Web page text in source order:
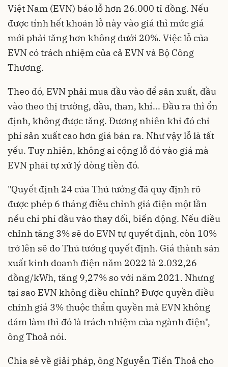
Việt Nam (EVN) báo lỗ hơn 26.000 tỉ đồng. Nếu
được tính hết khoản lỗ này vào giá thì mức giá
mới phải tăng hơn không dưới 20%. Việc lỗ của
EVN có trách nhiệm của cả EVN và Bộ Công
Thương.
Theo đó, EVN phải mua đầu vào để sản xuất, đầu
vào theo thị trường, dầu, than, khí... Đầu ra thì ổn
định, không được tăng. Đương nhiên khi đó chi
phí sản xuất cao hơn giá bán ra. Như vậy lỗ là tất
yếu. Tuy nhiên, không ai cộng lỗ đó vào giá mà
EVN phải tự xử lý dòng tiền đó.
"Quyết định 24 của Thủ tướng đã quy định rõ
được phép 6 tháng điều chỉnh giá điện một lần
nếu chi phí đầu vào thay đổi, biến động. Nếu điều
chỉnh tăng 3% sẽ do EVN tự quyết định, còn 10%
trở lên sẽ do Thủ tướng quyết định. Giá thành sản
xuất kinh doanh điện năm 2022 là 2.032,26
đồng/kWh, tăng 9,27% so với năm 2021. Nhưng
tại sao EVN không điều chỉnh? Được quyền điều
chỉnh giá 3% thuộc thẩm quyền mà EVN không
dám làm thì đó là trách nhiệm của ngành điện",
ông Thoả nói.
Chia sẻ về giải pháp, ông Nguyễn Tiến Thoả cho